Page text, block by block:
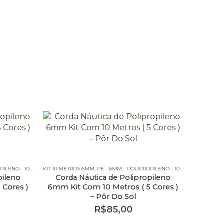
- 10 METROS ,PE - 6MM - POLIPROPILENO - KITS
)
KIT 10 METROS 6MM, PE - 6MM - POLIPROPILENO - 10 METROS
Corda Náutica de Polipropileno
6mm Kit Com 10 Metros ( 5 Cores )
– Pôr Do Sol
R$85,00